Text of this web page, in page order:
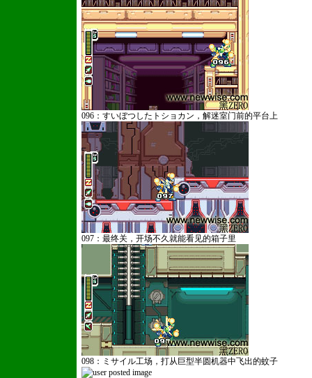
096：すいぼつしたトショカン，解迷室门前的平台上
097：最终关，开场不久就能看见的箱子里
098：ミサイル工场，打从巨型半圆机器中飞出的蚊子